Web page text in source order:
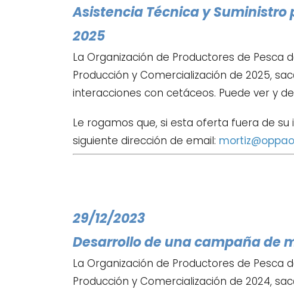
Asistencia Técnica y
2025
La Organización de Productores de Pesca
Producción y Comercialización de 2025,
interacciones con cetáceos. Puede ver y
Le rogamos que, si esta oferta fuera de
siguiente dirección de email:
29/12/2023
Desarrollo de una campaña de
La Organización de Productores de Pesca
Producción y Comercialización de 2024,